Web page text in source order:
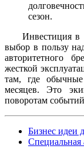
сезон.
Инвестиция в
выбор в пользу
авторитетного
жесткой
там, где
месяцев. Это
поворотам
Бизнес идеи
Специальная